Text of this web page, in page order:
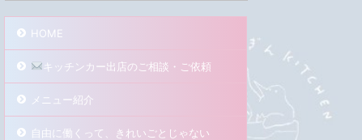
HOME
キッチンカー出店のご相談・ご依頼
メニュー紹介
自由に働くって、きれいごとじゃない